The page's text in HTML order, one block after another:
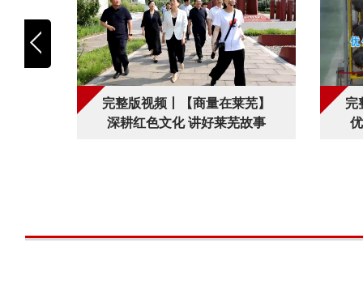
完整版视频丨【商量在莱芜】
深耕红色文化 讲好莱芜故事
完